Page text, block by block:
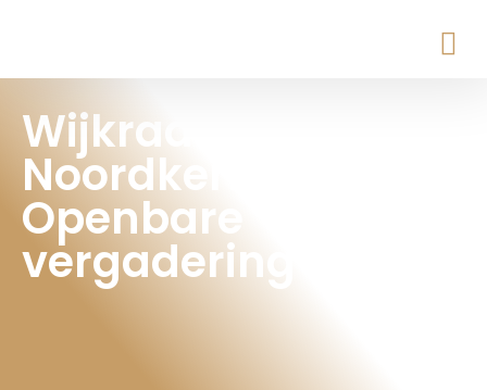
Wijkraad De
Noordkern
Openbare
vergadering